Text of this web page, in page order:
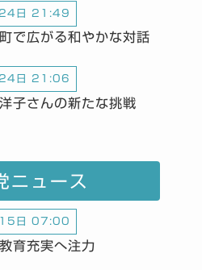
日 21:49
で広がる和やかな対話
日 21:06
子さんの新たな挑戦
ニュース
日 07:00
育充実へ注力